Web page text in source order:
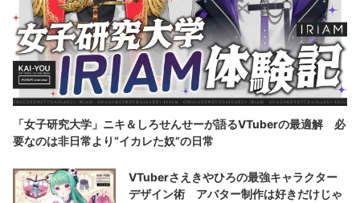
「女子研究大学」ニキ＆しろせんせーが語るVTuberの最適解 必
要なのは非日常より“イカレた奴”の日常
VTuberさえきやひろの最強キャラクター
デザイン術 アバター制作は好きだけじゃ